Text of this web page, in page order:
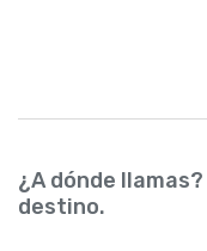
¿A dónde
destino.